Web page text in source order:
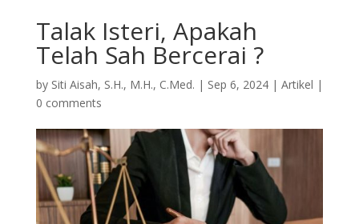
Talak Isteri, Apakah
Telah Sah Bercerai ?
by Siti Aisah, S.H., M.H., C.Med. | Sep 6, 2024| Artikel |
0 comments